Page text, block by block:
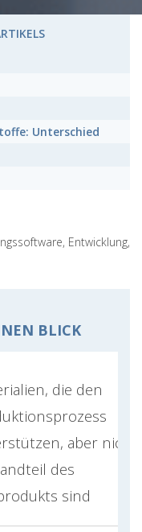
Unterschied
Entwicklung,
BLICK
die den
aber nicht
des
sind